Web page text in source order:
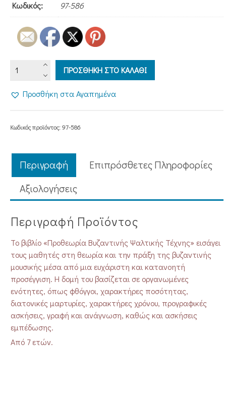
Κωδικός: 97-586
ΠΡΟΘΕΩΡΙΑ
ΒΥΖΑΝΤΙΝΗΣ
ΨΑΛΤΙΚΗΣ
ΠΡΟΣΘΗΚΗ ΣΤΟ ΚΑΛΑΘΙ
Προσθήκη στα Αγαπημένα
Κωδικός προϊόντος:97-586
Περιγραφή
Επιπρόσθετες Πληροφορίες
Aξιολογήσεις
Περιγραφή Προϊόντος
Το βιβλίο «Προθεωρία Βυζαντινής Ψαλτικής Τέχνης» εισάγει
τους μαθητές στη θεωρία και την πράξη της βυζαντινής
μουσικής μέσα από μια ευχάριστη και κατανοητή
προσέγγιση. Η δομή του βασίζεται σε οργανωμένες
ενότητες, όπως φθόγγοι, χαρακτήρες ποσότητας,
διατονικές μαρτυρίες, χαρακτήρες χρόνου, προγραφικές
ασκήσεις, γραφή και ανάγνωση, καθώς και ασκήσεις
εμπέδωσης.
Από 7 ετών.